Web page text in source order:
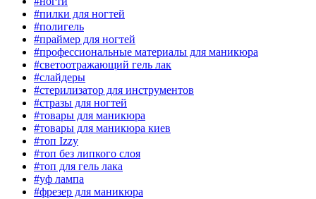
#пилки для ногтей
#полигель
#праймер для ногтей
#профессиональные материалы для маникюра
#светоотражающий гель лак
#слайдеры
#стерилизатор для инструментов
#стразы для ногтей
#товары для маникюра
#товары для маникюра киев
#топ Izzy
#топ без липкого слоя
#топ для гель лака
#уф лампа
#фрезер для маникюра